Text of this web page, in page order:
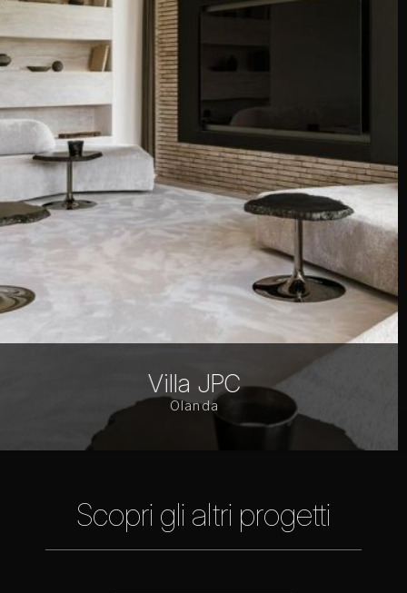
Interieuradvies Penthouse
Olanda
Scopri gli altri progetti